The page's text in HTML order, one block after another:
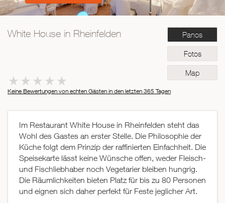
Traditionell
Mexikanisch
Panos
Fotos
Map
White House in Rheinfelden
Keine Bewertungen von echten Gästen in den letzten 365 Tagen
Im Restaurant White House in Rheinfelden steht das
Wohl des Gastes an erster Stelle. Die Philosophie der
Küche folgt dem Prinzip der raffinierten Einfachheit. Die
Speisekarte lässt keine Wünsche offen, weder Fleisch-
und Fischliebhaber noch Vegetarier bleiben hungrig.
Die Räumlichkeiten bieten Platz für bis zu 80 Personen
und eignen sich daher perfekt für Feste jeglicher Art.